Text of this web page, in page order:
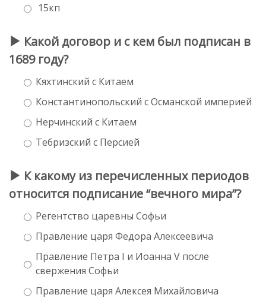
15кп
Какой договор и с кем был подписан в
1689 году?
Кяхтинский с Китаем
Константинопольский с Османской империей
Нерчинский с Китаем
Тебризский с Персией
К какому из перечисленных периодов
относится подписание “вечного мира”?
Регентство царевны Софьи
Правление царя Федора Алексеевича
Правление Петра I и Иоанна V после
свержения Софьи
Правление царя Алексея Михайловича